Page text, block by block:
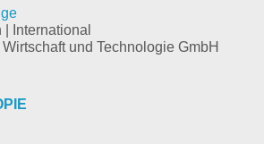
International
und Technologie GmbH